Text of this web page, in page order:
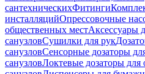
сантехническихФитинги
инсталляцийОпрессовочные
общественных местАксессуары
санузловСушилки для рук
санузловСенсорные дозаторы
санузловЛоктевые дозаторы